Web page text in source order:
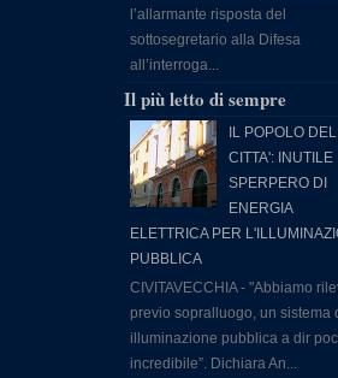
l’allarmante risposta del
sottosegretario alla Difesa
all’interroga...
Il più letto di sempre
IL POPOLO
CITTA': INUTILE
SPERPERO DI
ENERGIA
ELETTRICA PER
PUBBLICA
CIVITAVECCHIA - "Abbiamo
previo sopralluogo, un sistema
illuminazione pubblica a dir
incredibile”. Dichiara An...